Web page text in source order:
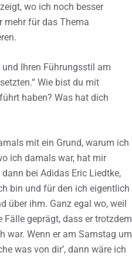
wo ich noch besser
mehr für das Thema
Ihren Führungsstil am
Wie bist du mit
haben? Was hat dich
mit ein Grund, warum ich
ich damals war, hat mir
bei Adidas Eric Liedtke,
bin und für den ich eigentlich
über ihm. Ganz egal wo, weil
geprägt, dass er trotzdem
war. Wenn er am Samstag um
was von dir’, dann wäre ich